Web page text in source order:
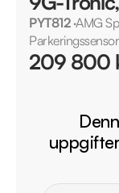
PYT812·AMG
209 800